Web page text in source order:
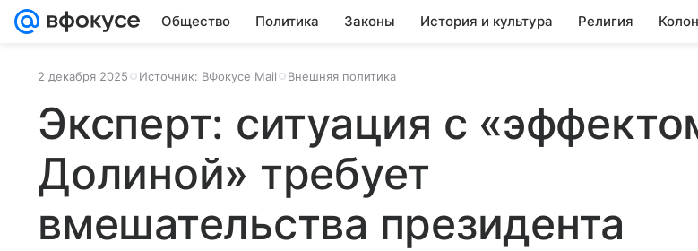
Общество Политика Законы История и культура Религия
2 декабря 2025 Источник: ВФокусе Mail Внешняя политика
Эксперт: ситуация с
Долиной» требует
вмешательства президента